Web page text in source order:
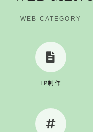
WEB CATEGORY
LP制作